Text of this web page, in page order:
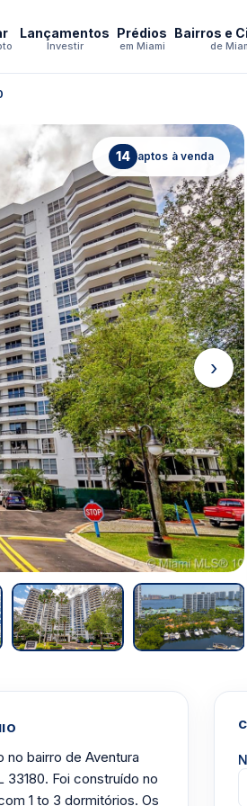
Lançamentos
Investir
Prédios
em Miami
Bairros e
de
14 aptos à venda
›
bairro de Aventura
33180. Foi construído no
1 to 3 dormitórios. Os